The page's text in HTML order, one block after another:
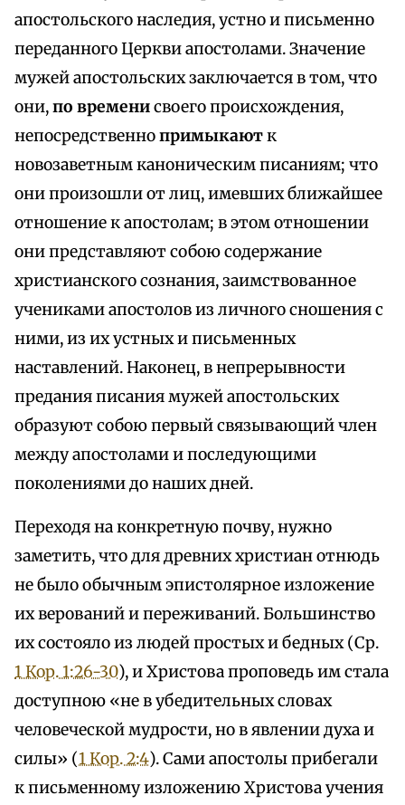
апостольского наследия, устно и письменно
переданного Церкви апостолами. Значение
мужей апостольских заключается в том, что
они,по временисвоего происхождения,
непосредственнопримыкаютк
новозаветным каноническим писаниям; что
они произошли от лиц, имевших ближайшее
отношение к апостолам; в этом отношении
они представляют собою содержание
христианского сознания, заимствованное
учениками апостолов из личного сношения с
ними, из их устных и письменных
наставлений. Наконец, в непрерывности
предания писания мужей апостольских
образуют собою первый связывающий член
между апостолами и последующими
поколениями до наших дней.
Переходя на конкретную почву, нужно
заметить, что для древних христиан отнюдь
не было обычным эпистолярное изложение
их верований и переживаний. Большинство
их состояло из людей простых и бедных (Ср.
1 Кор. 1:26-30), и Христова проповедь им стала
доступною «не в убедительных словах
человеческой мудрости, но в явлении духа и
силы» (1 Кор. 2:4). Сами апостолы прибегали
к письменному изложению Христова учения